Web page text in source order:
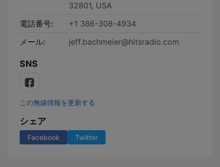
32801, USA
電話番号:
+1 386-308-4934
メール:
jeff.bachmeier@hitsradio.com
SNS
この無線情報を更新する
シェア
Facebook Twitter